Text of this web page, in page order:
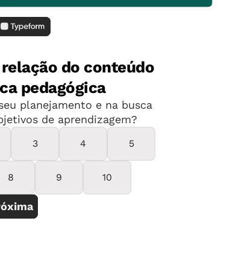
mãe. Explicar para minha filha que o
la por um tempo. Buscar uma segunda
na desgraça. Confesso a vocês que
funcionou direito para mim. O que tem
mas que boa parte dele é
prever sempre o pior dos mundos.
são, no fundo, uma abstração. Elas
que temos e ele, mesmo em meio à
ser divertido. Como na tarde de
no quarto para tratar de uma sinusite.